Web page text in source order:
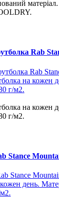
Rab
на кожен
г/м2.
Stance